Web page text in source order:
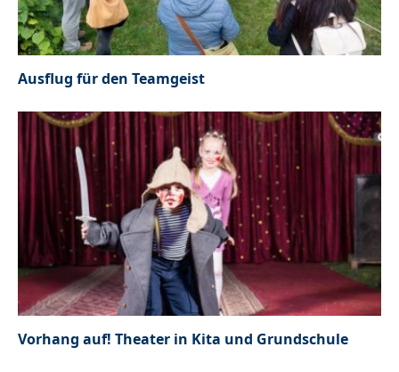
Ausflug für den Teamgeist
Vorhang auf! Theater in Kita und Grundschule